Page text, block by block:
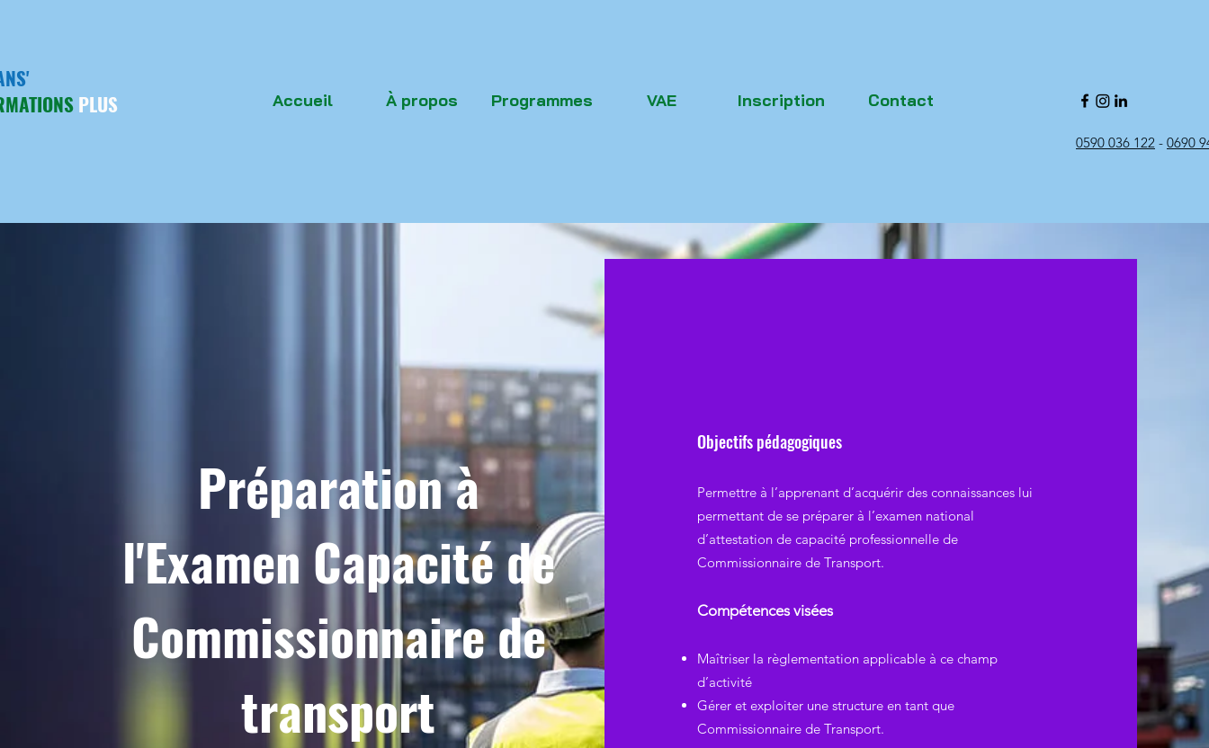
PLUS Accueil À propos Programmes VAE Inscription Contact
0590 036 122 - 0690
Préparation à
l'Examen Capacité de
Commissionnaire de
transport
Objectifs pédagogiques
Permettre à l’apprenant d’acquérir des connaissances lui
permettant de se préparer à l’examen national
d’attestation de capacité professionnelle de
Commissionnaire de Transport.
Compétences visées
Maîtriser la règlementation applicable à ce champ
d’activité
Gérer et exploiter une structure en tant que
Commissionnaire de Transport.